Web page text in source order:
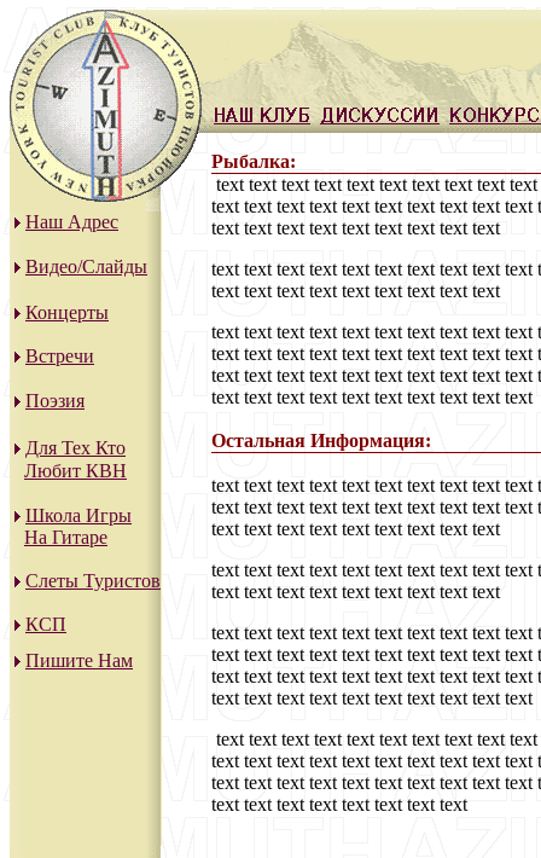
Наш Адрес
Видео/Слайды
Концерты
Встречи
Поэзия
Для Тех Кто
Любит КВН
Школа Игры
На Гитаре
Слеты Туристов
КСП
Пишите Нам
Рыбалка:
text text text text text text text text text
text text text text text text text text text
text text text text text text text text text
text text text text text text text text text
text text text text text text text text text
text text text text text text text text text
text text text text text text text text text
text text text text text text text text text
text text text text text text text text text text
Остальная Информация:
text text text text text text text text text
text text text text text text text text text
text text text text text text text text text
text text text text text text text text text
text text text text text text text text text
text text text text text text text text text
text text text text text text text text text
text text text text text text text text text
text text text text text text text text text text
text text text text text text text text text
text text text text text text text text text
text text text text text text text text text
text text text text text text text text